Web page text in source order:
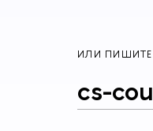
ИЛИ
cs-